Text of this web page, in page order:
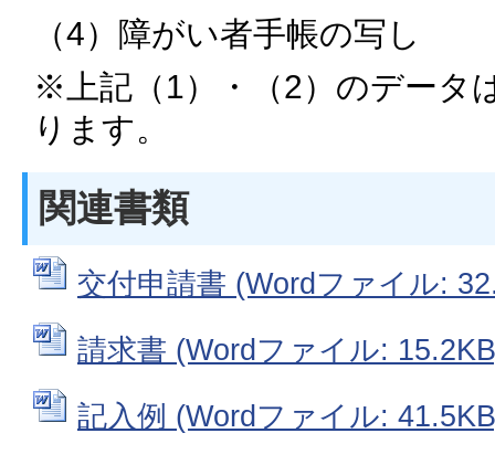
（4）障がい者手帳の写し
※上記（1）・（2）のデータ
ります。
関連書類
交付申請書 (Wordファイル:
請求書 (Wordファイル:
記入例 (Wordファイル: